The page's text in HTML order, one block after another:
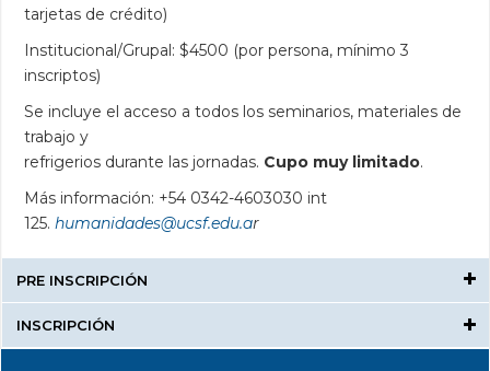
tarjetas de crédito)
Institucional/Grupal: $4500 (por persona, mínimo 3
inscriptos)
Se incluye el acceso a todos los seminarios, materiales de
trabajo y
refrigerios durante las jornadas. Cupo muy limitado.
Más información: +54 0342-4603030 int
125. humanidades@ucsf.edu.ar
PRE INSCRIPCIÓN
INSCRIPCIÓN